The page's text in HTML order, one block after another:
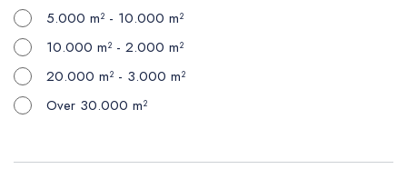
5.000 m² - 10.000 m²
10.000 m² - 2.000 m²
20.000 m² - 3.000 m²
Over 30.000 m²